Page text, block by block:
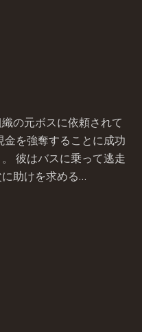
の元ボスに依頼されて
を強奪することに成功
彼はバスに乗って逃走
助けを求める…